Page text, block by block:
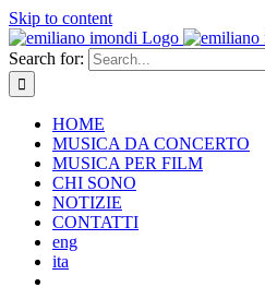
Skip to content
Search for:
HOME
MUSICA DA CONCERTO
MUSICA PER FILM
CHI SONO
NOTIZIE
CONTATTI
eng
ita